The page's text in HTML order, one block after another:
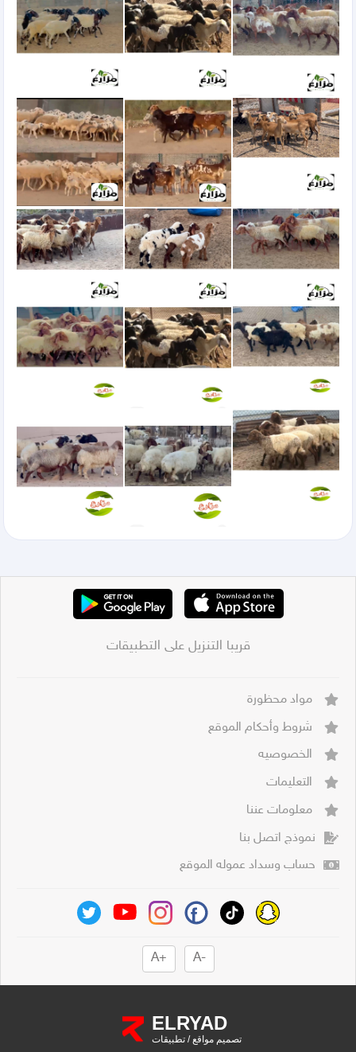
قريبا التنزيل على التطبيقات
مواد محظورة
شروط وأحكام الموقع
الخصوصيه
التعليمات
معلومات عننا
نموذج اتصل بنا
حساب وسداد عموله الموقع
-A
+A
ELRYAD
تصميم مواقع/ تطبيقات